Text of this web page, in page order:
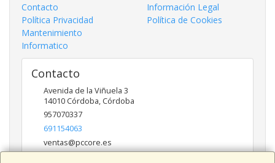
Contacto
Información Legal
Política Privacidad
Política de Cookies
Mantenimiento
Informatico
Contacto
Avenida de la Viñuela 3
14010 Córdoba, Córdoba
957070337
691154063
ventas@pccore.es